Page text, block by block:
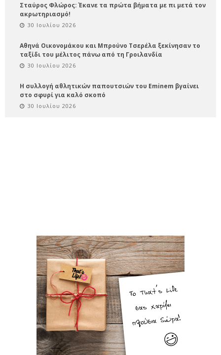
Σταύρος Φλώρος: Έκανε τα πρώτα βήματα με πι μετά τον
ακρωτηριασμό!
30 Ιουλίου 2026
Αθηνά Οικονομάκου και Μπρούνο Τσερέλα ξεκίνησαν το
ταξίδι του μέλιτος πάνω από τη Γροιλανδία
30 Ιουλίου 2026
Η συλλογή αθλητικών παπουτσιών του Eminem βγαίνει
στο σφυρί για καλό σκοπό
30 Ιουλίου 2026